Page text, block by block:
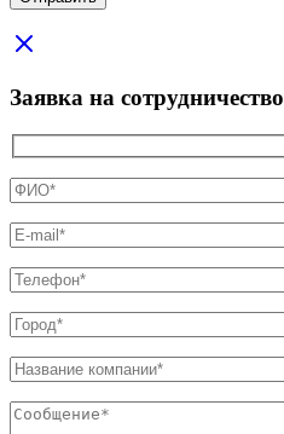
Заявка на сотрудничество